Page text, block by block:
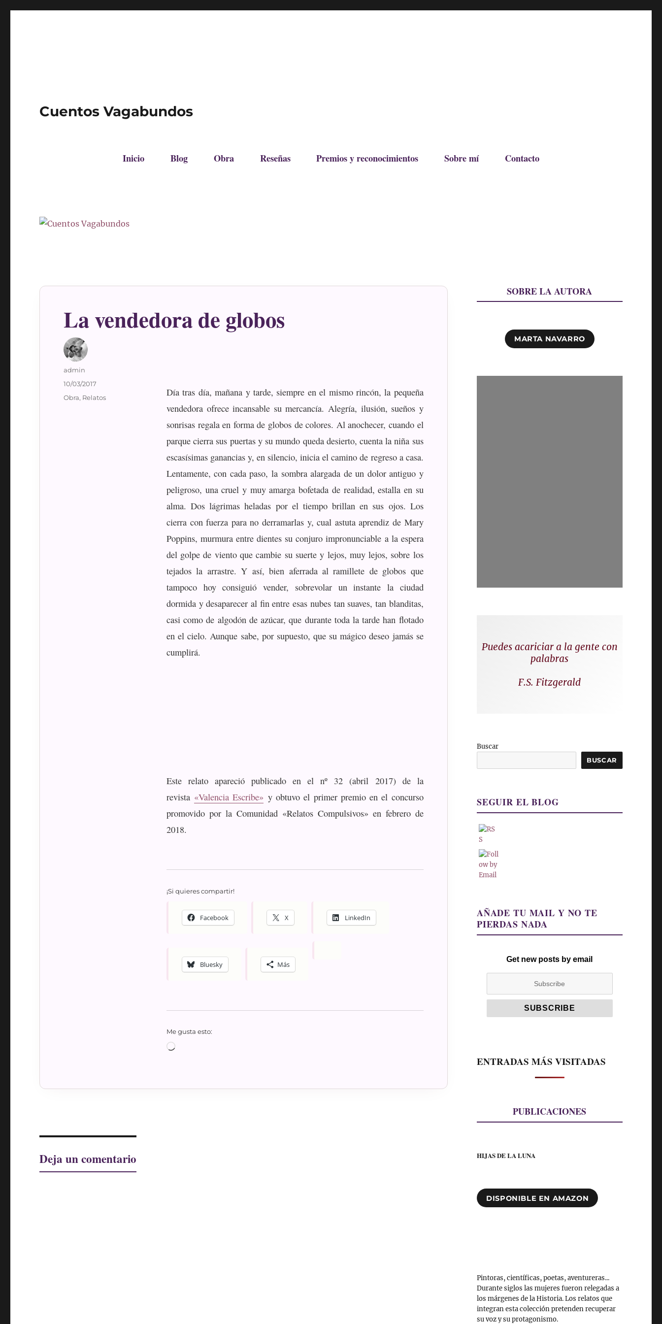
Cuentos Vagabundos
Inicio Blog Obra Reseñas Premios y reconocimientos Sobre mí Contacto
La vendedora de globos
Día tras día, mañana y tarde, siempre en el mismo rincón, la pequeña
vendedora ofrece incansable su mercancía. Alegría, ilusión, sueños y
sonrisas regala en forma de globos de colores. Al anochecer, cuando el
parque cierra sus puertas y su mundo queda desierto, cuenta la niña sus
escasísimas ganancias y, en silencio, inicia el camino de regreso a casa.
Lentamente, con cada paso, la sombra alargada de un dolor antiguo y
peligroso, una cruel y muy amarga bofetada de realidad, estalla en su
alma. Dos lágrimas heladas por el tiempo brillan en sus ojos. Los
cierra con fuerza para no derramarlas y, cual astuta aprendiz de Mary
Poppins, murmura entre dientes su conjuro impronunciable a la espera
del golpe de viento que cambie su suerte y lejos, muy lejos, sobre los
tejados la arrastre. Y así, bien aferrada al ramillete de globos que
tampoco hoy consiguió vender, sobrevolar un instante la ciudad
dormida y desaparecer al fin entre esas nubes tan suaves, tan blanditas,
casi como de algodón de azúcar, que durante toda la tarde han flotado
en el cielo. Aunque sabe, por supuesto, que su mágico deseo jamás se
cumplirá.
Este relato apareció publicado en el nº 32 (abril 2017) de la
revista «Valencia Escribe» y obtuvo el primer premio en el concurso
promovido por la Comunidad «Relatos Compulsivos» en febrero de
2018.
¡Si quieres compartir!
Facebook X LinkedIn
Bluesky Más
Me gusta esto:
Cargando...
Autor
admin
Publicado
10/03/2017
Categorías
Obra, Relatos
Deja un comentario
SOBRE LA AUTORA
MARTA NAVARRO
Puedes acariciar a la gente con
palabras
F.S. Fitzgerald
Buscar
BUSCAR
SEGUIR EL BLOG
AÑADE TU MAIL Y NO TE
PIERDAS NADA
Get new posts by email
ENTRADAS MÁS VISITADAS
PUBLICACIONES
HIJAS DE LA LUNA
DISPONIBLE EN AMAZON
Pintoras, científicas, poetas, aventureras...
Durante siglos las mujeres fueron relegadas a
los márgenes de la Historia. Los relatos que
integran esta colección pretenden recuperar
su voz y su protagonismo.